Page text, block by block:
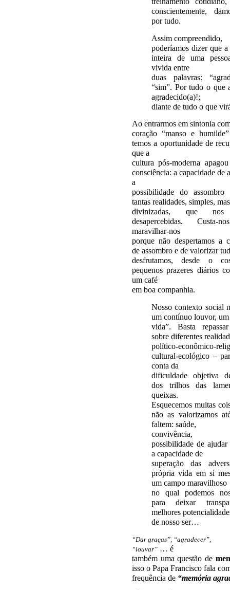
conscientemente,
por tudo.
Assim compreendido,
poderíamos dizer que
inteira de uma
vivida entre
duas palavras:
“sim”. Por tudo o que
agradecido(a)!;
diante de tudo o que
Ao entrarmos em sintonia
coração “manso e
temos a oportunidade de
que a
cultura pós-moderna
consciência: a capacidade de
a
possibilidade do assombro
tantas realidades, simples, mas
divinizadas, que nos
desapercebidas. Custa-
maravilhar-nos
porque não despertamos a
de assombro e de valorizar
desfrutamos, desde o
pequenos prazeres diários
um café
em boa companhia.
Nosso contexto social
um contínuo louvor, um
vida”. Basta
sobre diferentes
político-econômico-
cultural-ecológico –
conta da
dificuldade objetiva
dos trilhos das
queixas.
Esquecemos muitas
não as valorizamos
faltem: saúde,
convivência,
possibilidade de ajudar
a capacidade de
superação das
própria vida em si
um campo maravilhoso
no qual podemos
para deixar
melhores
de nosso ser…
“Dar graças”, “agradecer”,
“louvar” … é
também uma questão de
isso o Papa Francisco fala
frequência de “memória